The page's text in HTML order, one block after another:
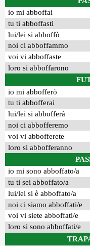
io mi abboffai
tu ti abboffasti
lui/lei si abboffò
noi ci abboffammo
voi vi abboffaste
loro si abboffarono
io mi abbofferò
tu ti abbofferai
lui/lei si abbofferà
noi ci abbofferemo
voi vi abbofferete
loro si abbofferanno
io mi sono abboffato/a
tu ti sei abboffato/a
lui/lei si è abboffato/a
noi ci siamo abboffati/e
voi vi siete abboffati/e
loro si sono abboffati/e